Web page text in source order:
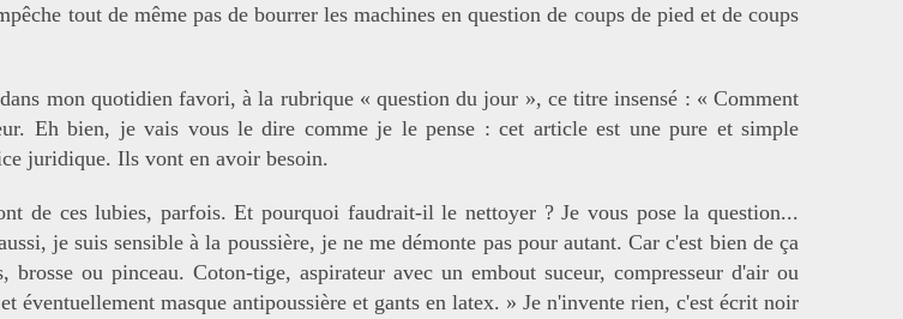
tout de même pas de bourrer les machines en question de coups de pied et de coups
mon quotidien favori, à la rubrique « question du jour », ce titre insensé : « Comment
Eh bien, je vais vous le dire comme je le pense : cet article est une pure et simple
juridique. Ils vont en avoir besoin.
de ces lubies, parfois. Et pourquoi faudrait-il le nettoyer ? Je vous pose la question...
je suis sensible à la poussière, je ne me démonte pas pour autant. Car c'est bien de ça
ou pinceau. Coton-tige, aspirateur avec un embout suceur, compresseur d'air ou
masque antipoussière et gants en latex. » Je n'invente rien, c'est écrit noir